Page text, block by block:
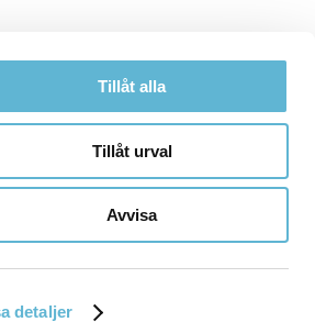
detaljer
Tillåt alla
Tillåt urval
Avvisa